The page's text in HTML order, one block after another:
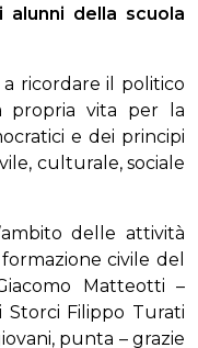
alunni della scuola
ricordare il politico
propria vita per la
e dei principi
culturale, sociale
delle attività
civile del
Matteotti –
Filippo Turati
punta – grazie